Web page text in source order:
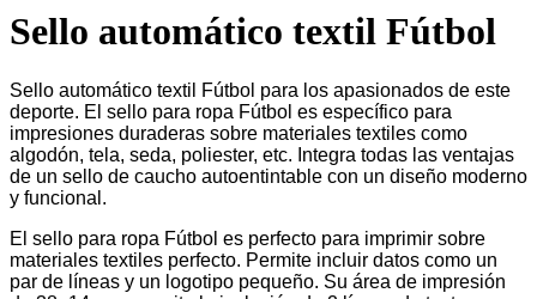
Sello automático textil Fútbol
Sello automático textil Fútbol para los apasionados de este
deporte. El sello para ropa Fútbol es específico para
impresiones duraderas sobre materiales textiles como
algodón, tela, seda, poliester, etc. Integra todas las ventajas
de un sello de caucho autoentintable con un diseño moderno
y funcional.
El sello para ropa Fútbol es perfecto para imprimir sobre
materiales textiles perfecto. Permite incluir datos como un
par de líneas y un logotipo pequeño. Su área de impresión